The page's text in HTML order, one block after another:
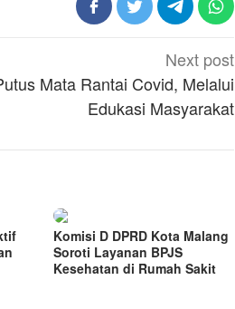
Next post
Mata Rantai Covid, Melalui
Edukasi Masyarakat
Komisi D DPRD Kota Malang
Soroti Layanan BPJS
Kesehatan di Rumah Sakit